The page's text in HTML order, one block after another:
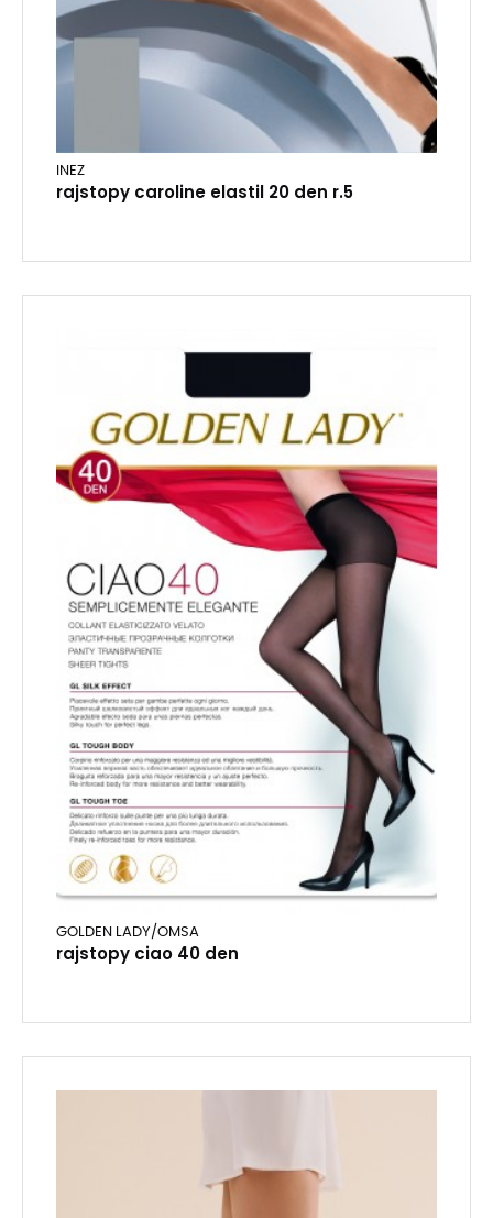
INEZ
rajstopy caroline elastil 20 den r.5
GOLDEN LADY/OMSA
rajstopy ciao 40 den